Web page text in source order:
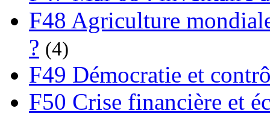
F48 Agriculture
? (4)
F49 Démocratie et
F50 Crise financière et